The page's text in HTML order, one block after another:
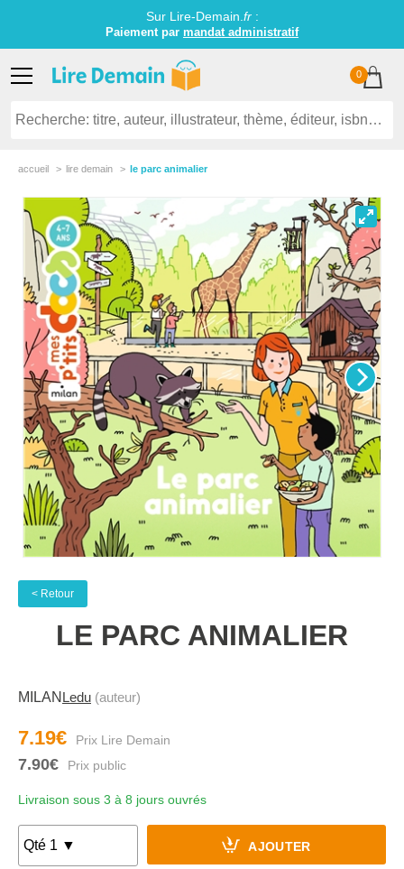
Sur Lire-Demain. fr:
Paiement par mandat administratif
0
accueil lire demain le parc animalier
< Retour
LE PARC ANIMALIER
MILAN Ledu (auteur)
7.19€
7.90€
Livraison sous 3 à 8 jours ouvrés
AJOUTER